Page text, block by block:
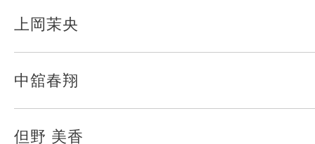
上岡茉央
中舘春翔
但野 美香